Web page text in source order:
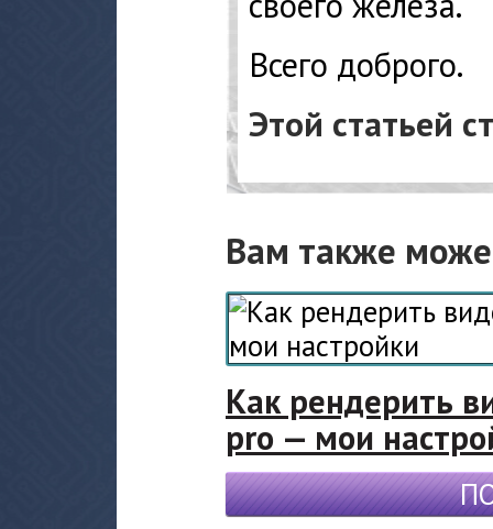
Всего доброго.
Этой статьей
Вам также
Как рендерить
pro — мои